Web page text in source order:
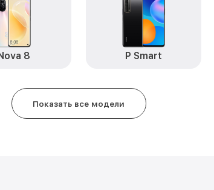
Замена стекла Nova Y90 Huawei
Замена датчика приближения
Замена вибромотора Nova Y90
8 P Smart
Показать все модели